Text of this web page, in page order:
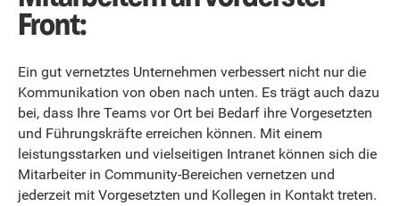
Front:
Ein gut vernetztes Unternehmen verbessert nicht nur die
Kommunikation von oben nach unten. Es trägt auch dazu
bei, dass Ihre Teams vor Ort bei Bedarf ihre Vorgesetzten
und Führungskräfte erreichen können. Mit einem
leistungsstarken und vielseitigen Intranet können sich die
Mitarbeiter in Community-Bereichen vernetzen und
jederzeit mit Vorgesetzten und Kollegen in Kontakt treten.